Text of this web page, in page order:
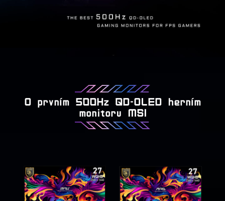
O prvním 500Hz QD-OLED herním
monitoru MSI